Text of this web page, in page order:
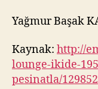
Yağmur Başak
Kaynak: http://
lounge-ikide-
pesinatla/129852